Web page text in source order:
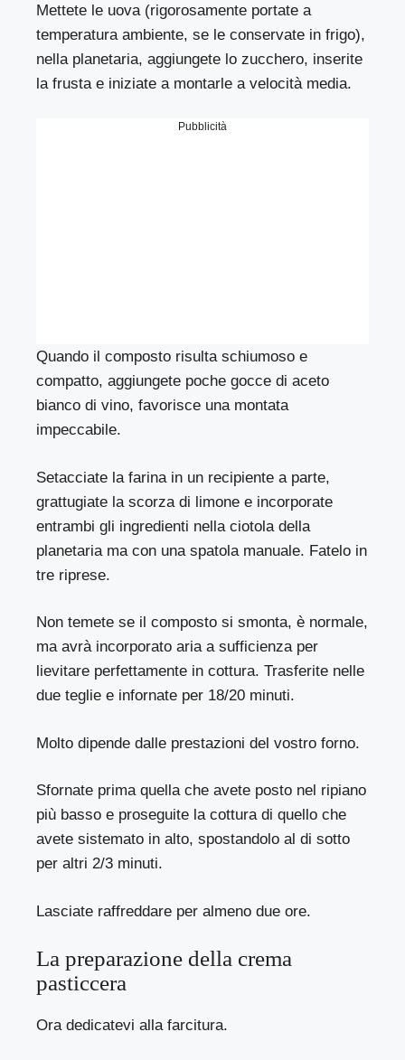
Mettete le uova (rigorosamente portate a
temperatura ambiente, se le conservate in frigo),
nella planetaria, aggiungete lo zucchero, inserite
la frusta e iniziate a montarle a velocità media.
Pubblicità
Quando il composto risulta schiumoso e
compatto, aggiungete poche gocce di aceto
bianco di vino, favorisce una montata
impeccabile.
Setacciate la farina in un recipiente a parte,
grattugiate la scorza di limone e incorporate
entrambi gli ingredienti nella ciotola della
planetaria ma con una spatola manuale. Fatelo in
tre riprese.
Non temete se il composto si smonta, è normale,
ma avrà incorporato aria a sufficienza per
lievitare perfettamente in cottura. Trasferite nelle
due teglie e infornate per 18/20 minuti.
Molto dipende dalle prestazioni del vostro forno.
Sfornate prima quella che avete posto nel ripiano
più basso e proseguite la cottura di quello che
avete sistemato in alto, spostandolo al di sotto
per altri 2/3 minuti.
Lasciate raffreddare per almeno due ore.
La preparazione della crema
pasticcera
Ora dedicatevi alla farcitura.